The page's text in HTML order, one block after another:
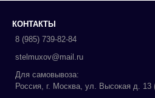
КОНТАКТЫ
8 (985) 739-82-84
stelmuxov@mail.ru
Для самовывоза:
Россия, г. Москва, ул. Высокая д.